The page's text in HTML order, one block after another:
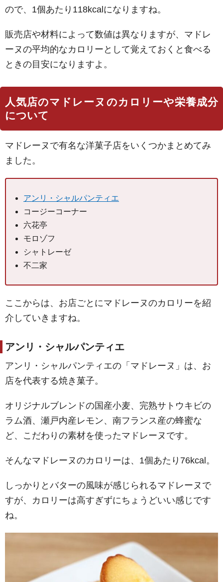
ので、1個あたり118kcalになりますね。
販売店や材料によって数値は異なりますが、マドレ
ーヌの平均的なカロリーとして覚えておくと食べる
ときの目安になりますよ。
人気店のマドレーヌのカロリーや栄養成分
について
マドレーヌで有名な洋菓子店をいくつかまとめてみ
ました。
アンリ・シャルパンティエ
コージーコーナー
六花亭
モロゾフ
シャトレーゼ
不二家
ここからは、お店ごとにマドレーヌのカロリーを紹
介していきますね。
アンリ・シャルパンティエ
アンリ・シャルパンティエの「マドレーヌ」は、お
店を代表する焼き菓子。
オリジナルブレンドの国産小麦、完熟サトウキビの
ラム酒、瀬戸内産レモン、南フランス産の蜂蜜な
ど、こだわりの素材を使ったマドレーヌです。
そんなマドレーヌのカロリーは、1個あたり76kcal。
しっかりとバターの風味が感じられるマドレーヌで
すが、カロリーは高すぎずにちょうどいい感じです
ね。